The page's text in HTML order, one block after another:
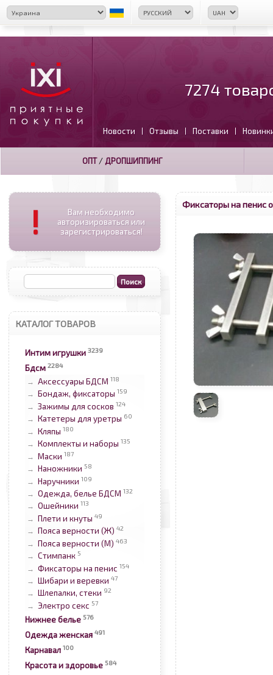
7274
Новости | Отзывы | Поставки |
ОПТ/ ДРОПШИППИНГ
!
Вам необходимо
авторизироваться или
зарегистрироваться!
КАТАЛОГ ТОВАРОВ
Интим игрушки 3239
Бдсм 2284
→ Аксессуары БДСМ 118
→ Бондаж, фиксаторы 159
→ Зажимы для сосков 124
→ Катетеры для уретры 60
→ Кляпы 180
→ Комплекты и наборы 135
→ Маски 187
→ Наножники 58
→ Наручники 109
→ Одежда, белье БДСМ 132
→ Ошейники 113
→ Плети и кнуты 49
→ Пояса верности (Ж) 42
→ Пояса верности (М) 463
→ Стимпанк 5
→ Фиксаторы на пенис 154
→ Шибари и веревки 47
→ Шлепалки, стеки 92
→ Электро секс 57
Нижнее белье 576
Одежда женская 491
Карнавал 100
Красота и здоровье 584
Фиксаторы на пенис